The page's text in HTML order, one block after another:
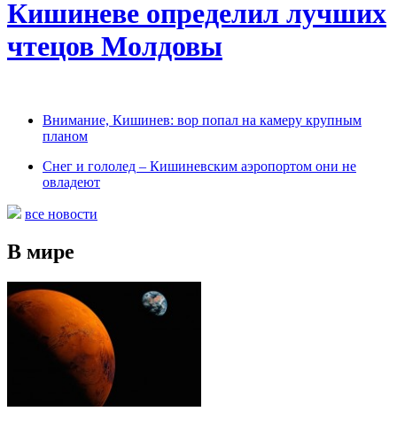
Кишиневе определил лучших
чтецов Молдовы
Внимание, Кишинев: вор попал на камеру крупным
планом
Снег и гололед – Кишиневским аэропортом они не
овладеют
все новости
В мире